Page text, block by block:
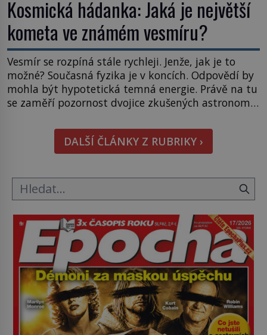
Kosmická hádanka: Jaká je největší
kometa ve známém vesmíru?
Vesmír se rozpíná stále rychleji. Jenže, jak je to
možné? Současná fyzika je v koncích. Odpovědí by
mohla být hypotetická temná energie. Právě na tu
se zaměří pozornost dvojice zkušených astronomů.
hmatatelnějšího. Naprosto rekordní kometu!
Astronomové Pedro Bernardinelli a Gary Bernstein
mravenčí prací zkoumají archivní snímky v rámci
DALŠÍ ČLÁNKY Z RUBRIKY ›